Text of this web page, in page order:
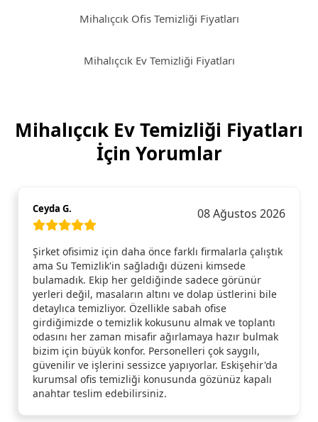
Mihalıçcık Ofis Temizliği Fiyatları
Mihalıçcık Ev Temizliği Fiyatları
Mihalıçcık Ev Temizliği Fiyatları
İçin Yorumlar
Ceyda G. 08 Ağustos 2026
Şirket ofisimiz için daha önce farklı firmalarla çalıştık
ama Su Temizlik'in sağladığı düzeni kimsede
bulamadık. Ekip her geldiğinde sadece görünür
yerleri değil, masaların altını ve dolap üstlerini bile
detaylıca temizliyor. Özellikle sabah ofise
girdiğimizde o temizlik kokusunu almak ve toplantı
odasını her zaman misafir ağırlamaya hazır bulmak
bizim için büyük konfor. Personelleri çok saygılı,
güvenilir ve işlerini sessizce yapıyorlar. Eskişehir'da
kurumsal ofis temizliği konusunda gözünüz kapalı
anahtar teslim edebilirsiniz.